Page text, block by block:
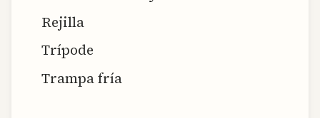
Rejilla
Trípode
Trampa fría